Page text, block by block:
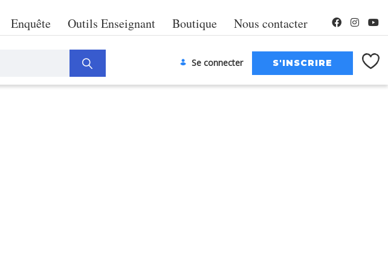
Enquête Outils Enseignant Boutique Nous contacter
Se connecter